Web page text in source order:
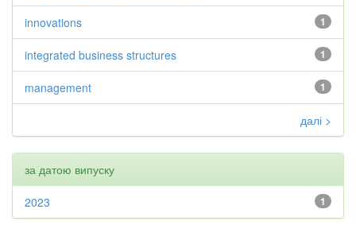
1
innovations
1
integrated business structures
1
management
далі >
за датою випуску
1
2023